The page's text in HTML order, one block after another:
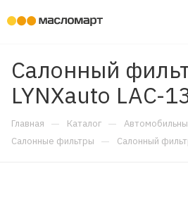
Салонный
LYNXauto LAC-
Главная — Каталог —
Салонные фильтры — Салонный